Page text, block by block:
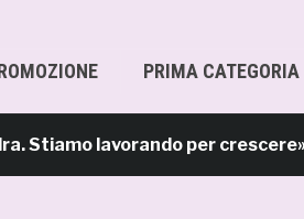
PRIMA CATEGORIA
lavorando per crescere»